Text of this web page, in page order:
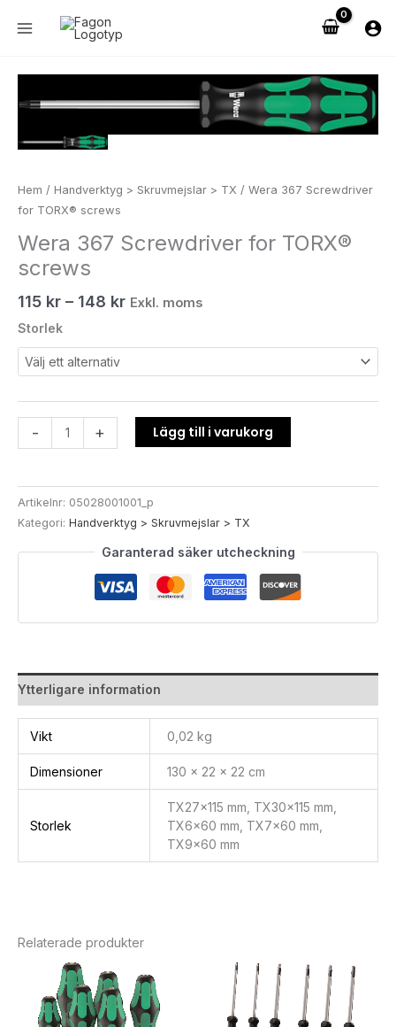
Hem / Handverktyg > Skruvmejslar > TX / Wera 367 Screwdriver
for TORX® screws
Wera 367 Screwdriver for TORX®
screws
115 kr – 148 kr
Prisintervall:
115 kr144 kr
Exkl. moms
Storlek
-
367
for
screws
mängd
+ Lägg till i varukorg
Artikelnr: 05028001001_p
Kategori: Handverktyg > Skruvmejslar > TX
Garanterad säker utcheckning
Ytterligare information
Vikt 0,02 kg
Dimensioner 130 × 22 × 22 cm
Storlek
TX27x115 mm, TX30x115 mm,
TX6x60 mm, TX7x60 mm,
TX9x60 mm
Relaterade produkter